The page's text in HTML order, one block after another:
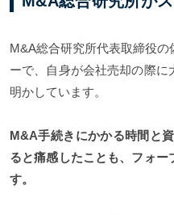
M&A総合研究所代表取締役
ーで、自身が会社売却の際
明かしています。
M&A手続きにかかる時間と
ると痛感したことも、フォー
す。